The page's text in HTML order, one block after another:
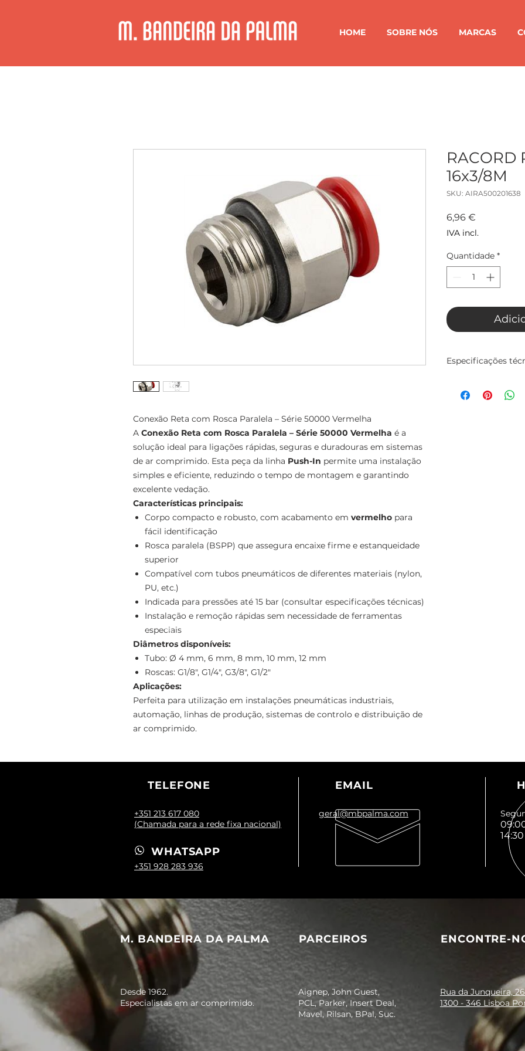
HOME SOBRE NÓS MARCAS
Conexão Reta com Rosca Paralela – Série 50000 Vermelha
A Conexão Reta com Rosca Paralela – Série 50000 Vermelha é a
solução ideal para ligações rápidas, seguras e duradouras em sistemas
de ar comprimido. Esta peça da linha Push-In permite uma instalação
simples e eficiente, reduzindo o tempo de montagem e garantindo
excelente vedação.
Características principais:
Corpo compacto e robusto, com acabamento em vermelho para
fácil identificação
Rosca paralela (BSPP) que assegura encaixe firme e estanqueidade
superior
Compatível com tubos pneumáticos de diferentes materiais (nylon,
PU, etc.)
Indicada para pressões até 15 bar (consultar especificações técnicas)
Instalação e remoção rápidas sem necessidade de ferramentas
especiais
Diâmetros disponíveis:
Tubo: Ø 4 mm, 6 mm, 8 mm, 10 mm, 12 mm
Roscas: G1/8", G1/4", G3/8", G1/2"
Aplicações:
Perfeita para utilização em instalações pneumáticas industriais,
automação, linhas de produção, sistemas de controlo e distribuição de
ar comprimido.
RACORD
16x3/8M
SKU: AIRA500201638
6,96 €
IVA incl.
Quantidade *
Especificações
Vermelha
Roscas: G1/8", G1/
Perfeita para
pneumáticas
produção,
ar comprimido.
TELEFONE
+351 213 617 080
(Chamada para a rede fixa nacional)
+351 928 283 936
WHATSAPP
EMAIL
geral@mbpalma.com
M. BANDEIRA DA PALMA PARCEIROS ENCONTRE-
Desde 1962.
Especialistas em ar comprimido.
Aignep, John Guest,
PCL, Parker, Insert Deal,
Mavel, Rilsan, BPal, Suc.
Rua da Junqueira,
1300 - 346 Lisboa